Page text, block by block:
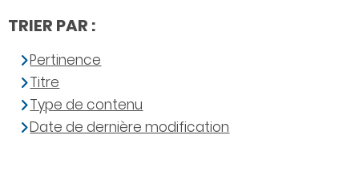
TRIER PAR :
Pertinence
Titre
Type de contenu
Date de dernière modification